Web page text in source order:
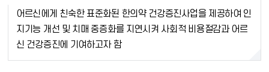
어르신에게 친숙한 표준화된 한의약 건강증진사업을 제공하여 인
지기능 개선 및 치매 중증화를 지연시켜 사회적 비용절감과 어르
신 건강증진에 기여하고자 함